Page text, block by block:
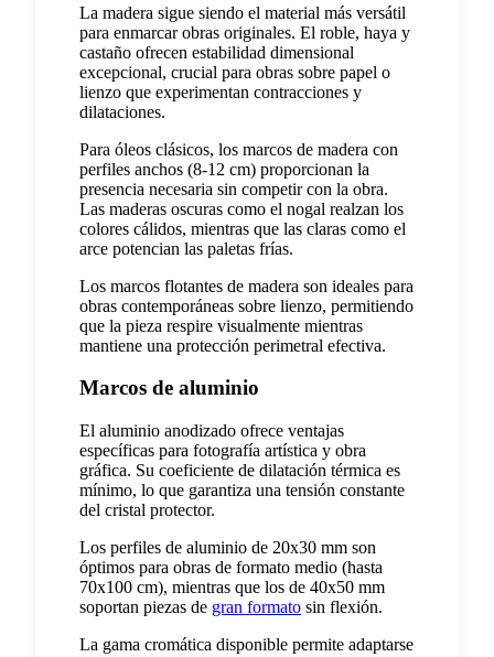
La madera sigue siendo el material más versátil
para enmarcar obras originales. El roble, haya y
castaño ofrecen estabilidad dimensional
excepcional, crucial para obras sobre papel o
lienzo que experimentan contracciones y
dilataciones.
Para óleos clásicos, los marcos de madera con
perfiles anchos (8-12 cm) proporcionan la
presencia necesaria sin competir con la obra.
Las maderas oscuras como el nogal realzan los
colores cálidos, mientras que las claras como el
arce potencian las paletas frías.
Los marcos flotantes de madera son ideales para
obras contemporáneas sobre lienzo, permitiendo
que la pieza respire visualmente mientras
mantiene una protección perimetral efectiva.
Marcos de aluminio
El aluminio anodizado ofrece ventajas
específicas para fotografía artística y obra
gráfica. Su coeficiente de dilatación térmica es
mínimo, lo que garantiza una tensión constante
del cristal protector.
Los perfiles de aluminio de 20x30 mm son
óptimos para obras de formato medio (hasta
70x100 cm), mientras que los de 40x50 mm
soportan piezas de gran formato sin flexión.
La gama cromática disponible permite adaptarse